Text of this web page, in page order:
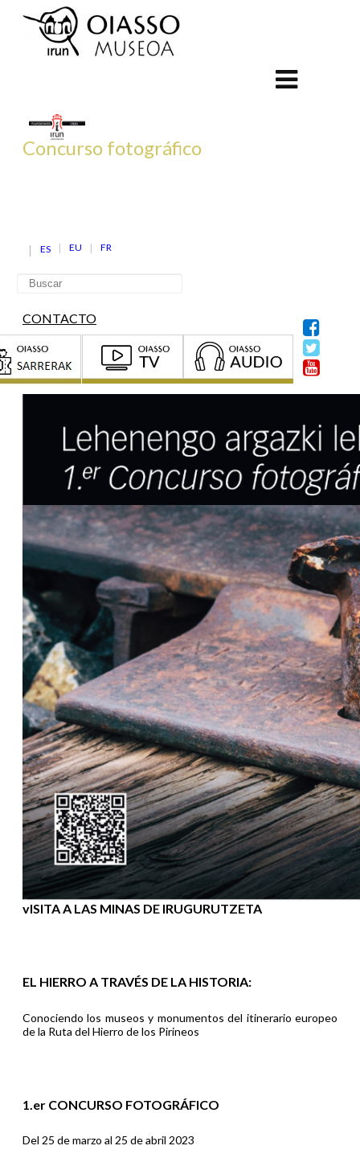
ES EU FR
CONTACTO
Concurso fotográfico
vISITA A LAS MINAS DE IRUGURUTZETA
EL HIERRO A TRAVÉS DE LA HISTORIA:
Conociendo los museos y monumentos del itinerario europeo
de la Ruta del Hierro de los Pirineos
1.er CONCURSO FOTOGRÁFICO
Del 25 de marzo al 25 de abril 2023